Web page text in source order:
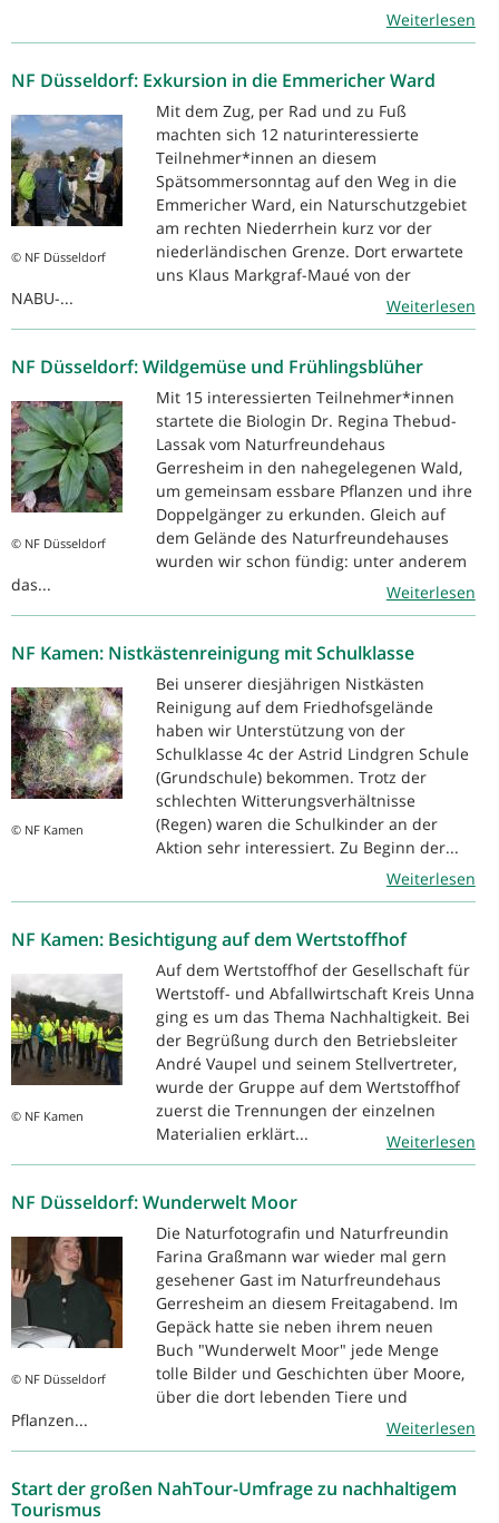
Weiterlesen
NF Düsseldorf: Exkursion in die Emmericher Ward
© NF Düsseldorf
Mit dem Zug, per Rad und zu Fuß
machten sich 12 naturinteressierte
Teilnehmer*innen an diesem
Spätsommersonntag auf den Weg in die
Emmericher Ward, ein Naturschutzgebiet
am rechten Niederrhein kurz vor der
niederländischen Grenze. Dort erwartete
uns Klaus Markgraf-Maué von der
NABU-...
Weiterlesen
NF Düsseldorf: Wildgemüse und Frühlingsblüher
© NF Düsseldorf
Mit 15 interessierten Teilnehmer*innen
startete die Biologin Dr. Regina Thebud-
Lassak vom Naturfreundehaus
Gerresheim in den nahegelegenen Wald,
um gemeinsam essbare Pflanzen und ihre
Doppelgänger zu erkunden. Gleich auf
dem Gelände des Naturfreundehauses
wurden wir schon fündig: unter anderem
das...
Weiterlesen
NF Kamen: Nistkästenreinigung mit Schulklasse
© NF Kamen
Bei unserer diesjährigen Nistkästen
Reinigung auf dem Friedhofsgelände
haben wir Unterstützung von der
Schulklasse 4c der Astrid Lindgren Schule
(Grundschule) bekommen. Trotz der
schlechten Witterungsverhältnisse
(Regen) waren die Schulkinder an der
Aktion sehr interessiert. Zu Beginn der...
Weiterlesen
NF Kamen: Besichtigung auf dem Wertstoffhof
© NF Kamen
Auf dem Wertstoffhof der Gesellschaft für
Wertstoff- und Abfallwirtschaft Kreis Unna
ging es um das Thema Nachhaltigkeit. Bei
der Begrüßung durch den Betriebsleiter
André Vaupel und seinem Stellvertreter,
wurde der Gruppe auf dem Wertstoffhof
zuerst die Trennungen der einzelnen
Materialien erklärt...
Weiterlesen
NF Düsseldorf: Wunderwelt Moor
© NF Düsseldorf
Die Naturfotografin und Naturfreundin
Farina Graßmann war wieder mal gern
gesehener Gast im Naturfreundehaus
Gerresheim an diesem Freitagabend. Im
Gepäck hatte sie neben ihrem neuen
Buch "Wunderwelt Moor" jede Menge
tolle Bilder und Geschichten über Moore,
über die dort lebenden Tiere und
Pflanzen...
Weiterlesen
Start der großen NahTour-Umfrage zu nachhaltigem
Tourismus